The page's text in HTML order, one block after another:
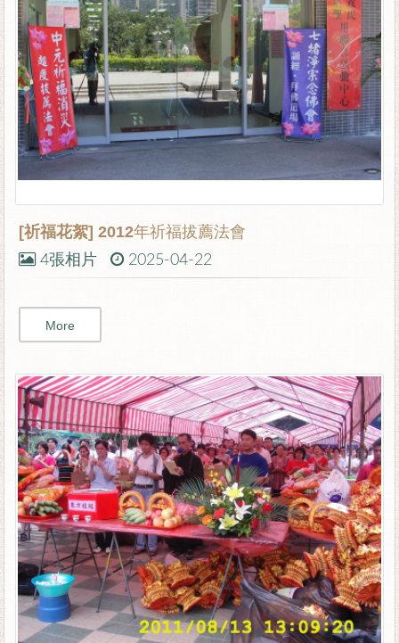
[祈福花絮] 2012年祈福拔薦法會
4張相片 2025-04-22
More